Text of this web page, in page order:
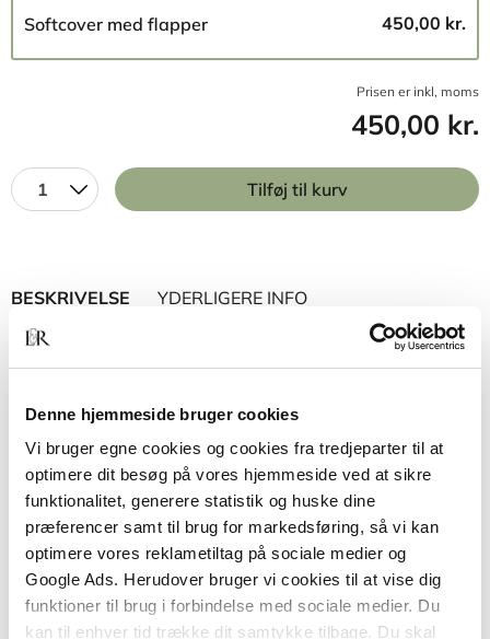
Denne hjemmeside bruger cookies
Vi bruger egne cookies og cookies fra tredjeparter til at
optimere dit besøg på vores hjemmeside ved at sikre
funktionalitet, generere statistik og huske dine
præferencer samt til brug for markedsføring, så vi kan
optimere vores reklametiltag på sociale medier og
Google Ads. Herudover bruger vi cookies til at vise dig
funktioner til brug i forbindelse med sociale medier. Du
kan til enhver tid trække dit samtykke tilbage. Du skal
Softcover med flapper 450,00 kr.
Prisen er inkl, moms
450,00 kr.
1 Tilføj til kurv
BESKRIVELSE YDERLIGERE INFO
Denne anvisning beskriver udarbejdelse og kontrol
bygværks bærende konstruktioner i henhold til
Bygningsreglement 2015. Sammensætning,
indhold og udformning af de enkelte dokumenter
beskrives, og sættes i relation til byggeriets praksis
i hele processen fra planlægning over projektering
til udførelse af bygværket.
Desuden giver anvisningen et historisk oprids af
udviklingen vedrørende dokumentation af